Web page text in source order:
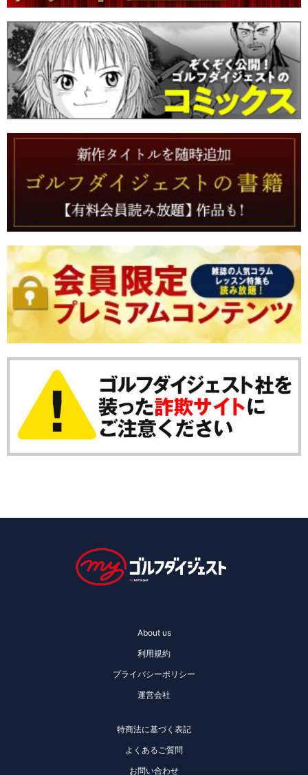
About us
利用規約
プライバシーポリシー
運営会社
特商法に基づく表記
よくあるご質問
お問い合わせ